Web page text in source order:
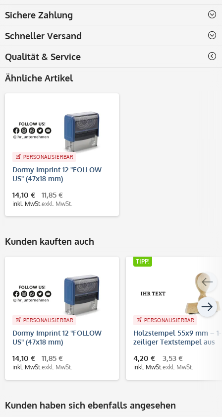
Sichere Zahlung
Schneller Versand
Qualität & Service
Ähnliche Artikel
PERSONALISIERBAR
Dormy Imprint 12 "FOLLOW
US" (47x18 mm)
14,10 €
inkl. MwSt.
11,85 €
exkl. MwSt.
Kunden kauften auch
PERSONALISIERBAR
Dormy Imprint 12 "FOLLOW
US" (47x18 mm)
14,10 €
inkl. MwSt.
11,85 €
exkl. MwSt.
TIPP!
PERSONALISIERBAR
Holzstempel 55x9 mm – 1-
zeiliger Textstempel aus
4,20 €
inkl. MwSt.
3,53 €
exkl. MwSt.
Kunden haben sich ebenfalls angesehen